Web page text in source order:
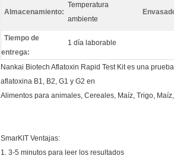
Almacenamiento:
Temperatura
ambiente
Tiempo de
entrega:
1 día laborable
Nankai Biotech Aflatoxin Rapid Test Kit es una
aflatoxina B1, B2, G1 y G2 en
Alimentos para animales, Cereales, Maíz, Trigo,
SmarKIT Ventajas:
1. 3-5 minutos para leer los resultados